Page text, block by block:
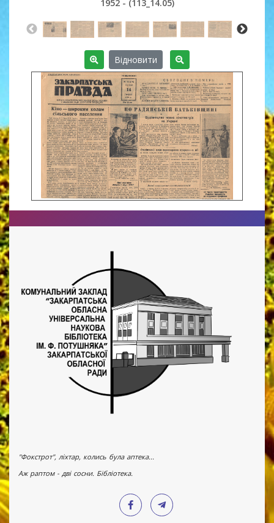
1952 - (113_14.05)
Відновити
"Фокстрот", ліхтар, колись була аптека...
Аж раптом - дві сосни. Бібліотека.